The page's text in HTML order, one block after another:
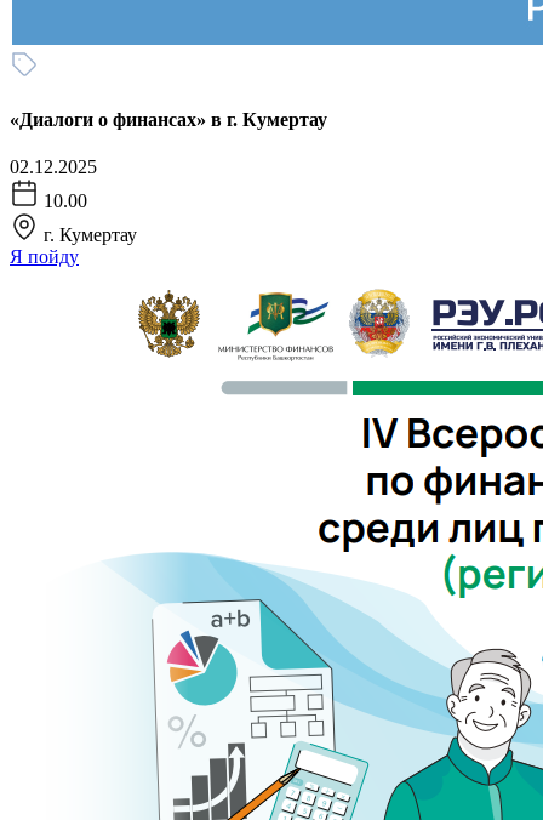
«Диалоги о финансах» в г. Кумертау
02.12.2025
10.00
г. Кумертау
Я пойду